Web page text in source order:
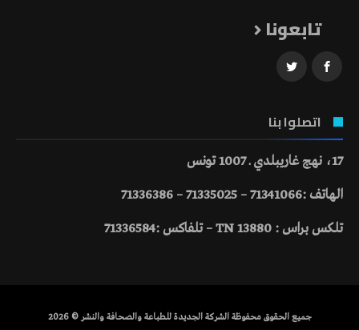
تابعونا
اتصلوا بنا
17، نهج غاريبلدي ـ 1007 تونس
الهاتف :71341066 – 71335025 – 71336386
تلكس براس : 13880 TN – تلفاكس :71336584
جميع الحقوق محفوظة الشركة الجديدة للطباعة والصحافة والنشر © 2026